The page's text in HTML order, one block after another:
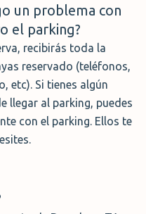
un problema con
el parking?
recibirás toda la
reservado (teléfonos,
etc). Si tienes algún
llegar al parking, puedes
con el parking. Ellos te